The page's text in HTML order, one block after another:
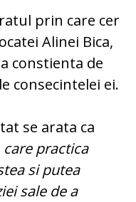
prin care cer
Alinei Bica,
constienta de
consecintelei ei.
se arata ca
practica
si putea
sale de a